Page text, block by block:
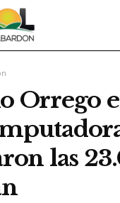
Orrego
las